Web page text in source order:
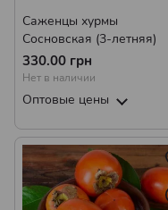
Саженцы хурмы
Сосновская (3-летняя)
330.00 грн
Нет в наличии
Оптовые цены